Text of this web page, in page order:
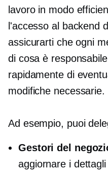
lavoro in modo
l'accesso al backend
assicurarti che ogni
di cosa è
rapidamente di
modifiche necessarie.
Ad esempio, puoi
Gestori del
aggiornare i